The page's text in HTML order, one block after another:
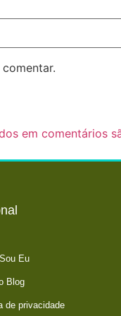
em comentários
Eu
Blog
de privacidade